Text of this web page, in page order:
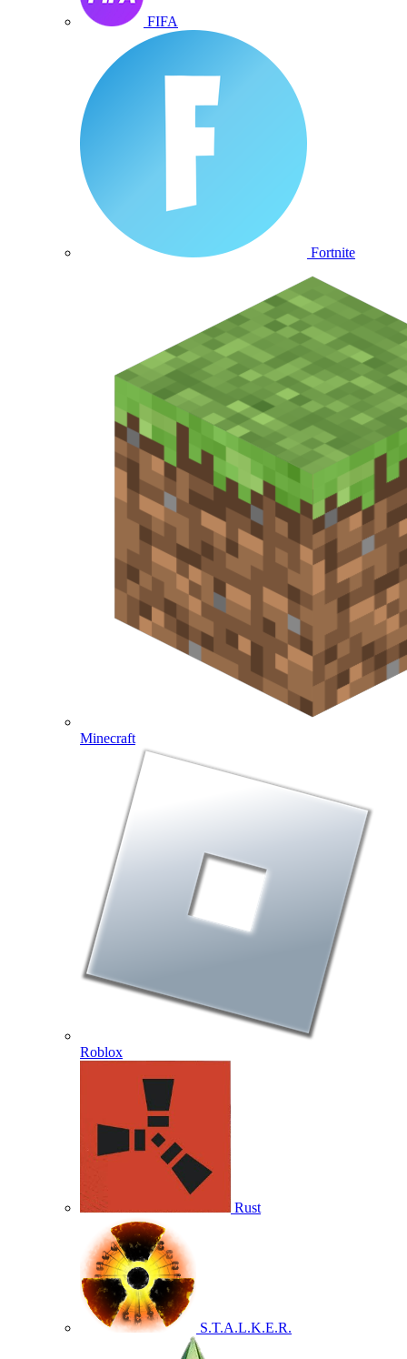
FIFA
Fortnite
Minecraft
Roblox
Rust
S.T.A.L.K.E.R.